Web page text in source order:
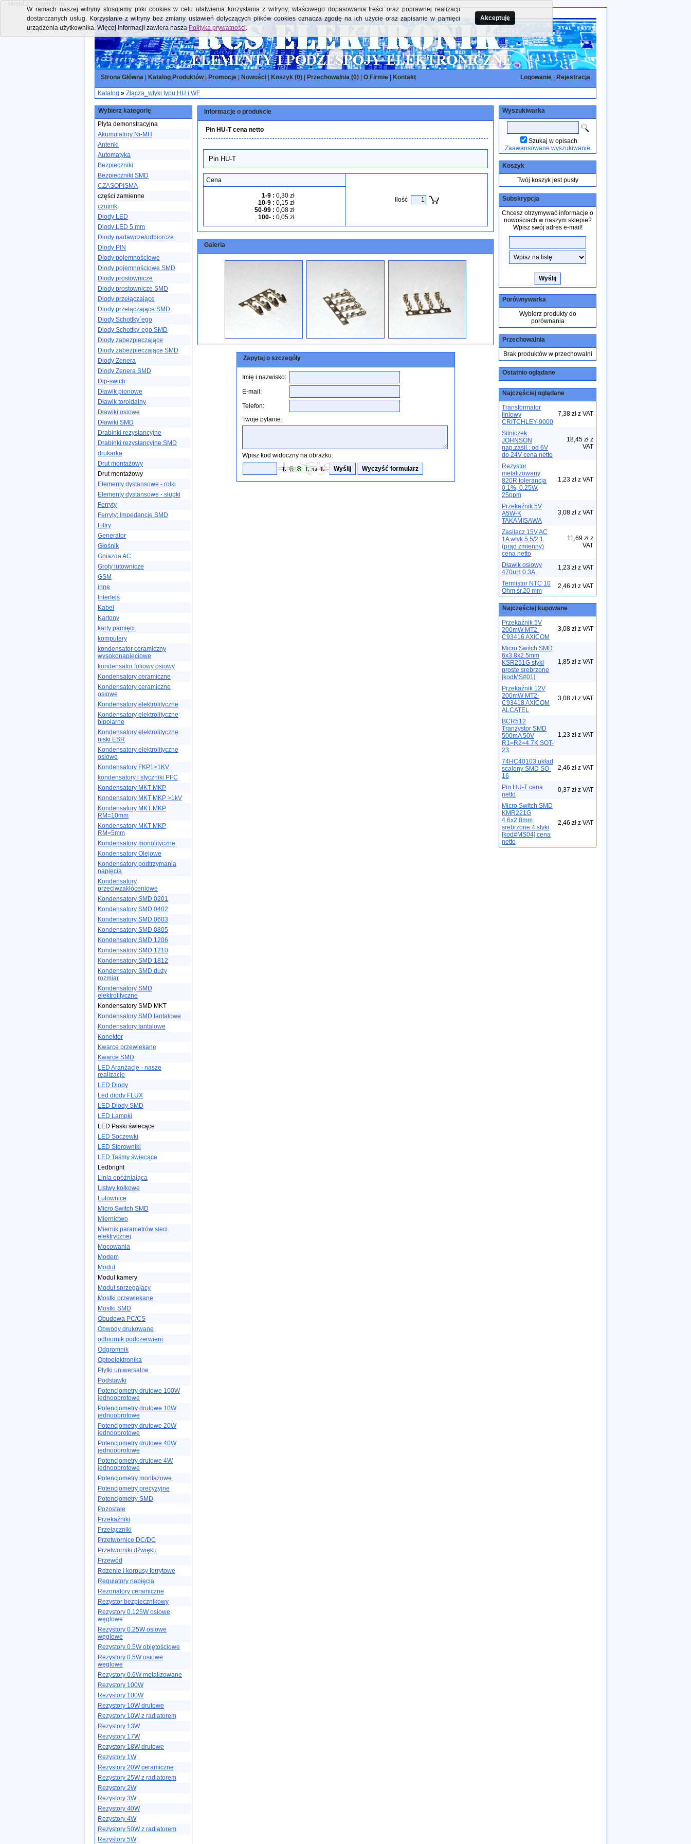
- skrypt z jasnym tłem:
Strona Główna Katalog Produktów| Promocje Nowości Koszyk (0) Przechowalnia (0) O Firmie Kontakt Logowanie Rejestracja
Katalog » Złącza_wtyki typu HU i WF
Wybierz kategorię
Płyta demonstracyjna
Akumulatory Ni-MH
Antenki
Automatyka
Bezpieczniki
Bezpieczniki SMD
CZASOPISMA
części zamienne
czujnik
Diody LED
Diody LED 5 mm
Diody nadawcze/odbiorcze
Diody PIN
Diody pojemnościowe
Diody pojemnościowe SMD
Diody prostownicze
Diody prostownicze SMD
Diody przełączające
Diody przełączające SMD
Diody Schottky´ego
Diody Schottky´ego SMD
Diody zabezpieczające
Diody zabezpieczające SMD
Diody Zenera
Diody Zenera SMD
Dip-swich
Dławik pionowe
Dławik toroidalny
Dławiki osiowe
Dławiki SMD
Drabinki rezystancyjne
Drabinki rezystancyjne SMD
drukarka
Drut montażowy
Drut montażowy
Elementy dystansowe - rolki
Elementy dystansowe - słupki
Ferryty
Ferryty; Impedancje SMD
Filtry
Generator
Głośnik
Gniazda AC
Groty lutownicze
GSM
inne
Interfejs
Kabel
Kartony
karty pamięci
komputery
kondensator ceramiczny
wysokonapięciowe
kondensator foliowy osiowy
Kondensatory ceramiczne
Kondensatory ceramiczne
osiowe
Kondensatory elektrolityczne
Kondensatory elektrolityczne
bipolarne
Kondensatory elektrolityczne
niski ESR
Kondensatory elektrolityczne
osiowe
Kondensatory FKP1>1KV
kondensatory i styczniki PFC
Kondensatory MKT MKP
Kondensatory MKT MKP >1kV
Kondensatory MKT MKP
RM=10mm
Kondensatory MKT MKP
RM=5mm
Kondensatory monolityczne
Kondensatory Olejowe
Kondensatory podtrzymania
napięcia
Kondensatory
przeciwzakłóceniowe
Kondensatory SMD 0201
Kondensatory SMD 0402
Kondensatory SMD 0603
Kondensatory SMD 0805
Kondensatory SMD 1206
Kondensatory SMD 1210
Kondensatory SMD 1812
Kondensatory SMD duży
rozmiar
Kondensatory SMD
elektrolityczne
Kondensatory SMD MKT
Kondensatory SMD tantalowe
Kondensatory tantalowe
Konektor
Kwarce przewlekane
Kwarce SMD
LED Aranżacje - nasze
realizacje
LED Diody
Led diody FLUX
LED Diody SMD
LED Lampki
LED Paski świecące
LED Soczewki
LED Sterowniki
LED Taśmy świecące
Ledbright
Linia opóźniająca
Listwy kołkowe
Lutownice
Micro Switch SMD
Miernictwo
Miernik parametrów sieci
elektrycznej
Mocowania
Modem
Moduł
Moduł kamery
Moduł sprzegajacy
Mostki przewlekane
Mostki SMD
Obudowa PC/CS
Obwody drukowane
odbiornik podczerwieni
Odgromnik
Optoelektronika
Płytki uniwersalne
Podstawki
Potencjometry drutowe 100W
jednoobrotowe
Potencjometry drutowe 10W
jednoobrotowe
Potencjometry drutowe 20W
jednoobrotowe
Potencjometry drutowe 40W
jednoobrotowe
Potencjometry drutowe 4W
jednoobrotowe
Potencjometry montażowe
Potencjometry precyzyjne
Potencjometry SMD
Pozostałe
Przekaźniki
Przełączniki
Przetwornice DC/DC
Przetworniki dźwięku
Przewód
Rdzenie i korpusy ferrytowe
Regulatory napięcia
Rezonatory ceramiczne
Rezystor bezpiecznikowy
Rezystory 0.125W osiowe
węglowe
Rezystory 0.25W osiowe
węglowe
Rezystory 0.5W objętościowe
Rezystory 0.5W osiowe
węglowe
Rezystory 0.6W metalizowane
Rezystory 100W
Rezystory 100W
Rezystory 10W drutowe
Rezystory 10W z radiatorem
Rezystory 13W
Rezystory 17W
Rezystory 18W drutowe
Rezystory 1W
Rezystory 20W ceramiczne
Rezystory 25W z radiatorem
Rezystory 2W
Rezystory 3W
Rezystory 40W
Rezystory 4W
Rezystory 50W z radiatorem
Rezystory 5W
Informacje o produkcie
Pin HU-T cena netto
Pin HU-T
Cena
Ilość
1-9 : 0,30 zł
10-9 : 0,15 zł
50-99 : 0,08 zł
100- : 0,05 zł
Galeria
Zapytaj o szczegóły
Imię i nazwisko:
E-mail:
Telefon:
Twoje pytanie:
Wpisz kod widoczny na obrazku:
Wyszukiwarka
Szukaj w opisach
Zaawansowane wyszukiwanie
Koszyk
Twój koszyk jest pusty
Subskrypcja
Chcesz otrzymywać informacje o
nowościach w naszym sklepie?
Wpisz swój adres e-mail!
Porównywarka
Wybierz produkty do
porównania
Przechowalnia
Brak produktów w przechowalni
Ostatnio oglądane
Najczęściej oglądane
Transformator
liniowy
CRITCHLEY-9000
7,38 zł z VAT
Silniczek
JOHNSON
nap.zasil.: od 6V
do 24V cena netto
18,45 zł z
VAT
Rezystor
metalizowany
820R tolerancja
0.1%, 0.25W,
25ppm
1,23 zł z VAT
Przekaźnik 5V
A5W-K
TAKAMISAWA
3,08 zł z VAT
Zasilacz 15V AC
1A wtyk 5,5/2,1
(prąd zmienny)
cena netto
11,69 zł z
VAT
Dławik osiowy
470uH 0.3A
1,23 zł z VAT
Termistor NTC 10
Ohm śr.20 mm
2,46 zł z VAT
Najczęściej kupowane
Przekaźnik 5V
200mW MT2-
C93416 AXICOM
3,08 zł z VAT
Micro Switch SMD
6x3.8x2.5mm
KSR251G styki
proste srebrzone
[kodMS#01]
1,85 zł z VAT
Przekaźnik 12V
200mW MT2-
C93418 AXICOM
ALCATEL
3,08 zł z VAT
BCR512
Tranzystor SMD
500mA 50V
R1=R2=4.7K SOT-
23
1,23 zł z VAT
74HC40103 układ
scalony SMD SO-
16
2,46 zł z VAT
Pin HU-T cena
netto
0,37 zł z VAT
Micro Switch SMD
KMR221G
4.6x2.8mm
srebrzone 4 styki
[kod#MS04] cena
netto
2,46 zł z VAT
W ramach naszej witryny stosujemy pliki cookies w celu ułatwienia korzystania z witryny, właściwego dopasowania treści oraz poprawnej realizacji
dostarczanych usług. Korzystanie z witryny bez zmiany ustawień dotyczących plików cookies oznacza zgodę na ich użycie oraz zapisanie w pamięci
urządzenia użytkownika. Więcej informacji zawiera nasza Polityka prywatności.
Akceptuję